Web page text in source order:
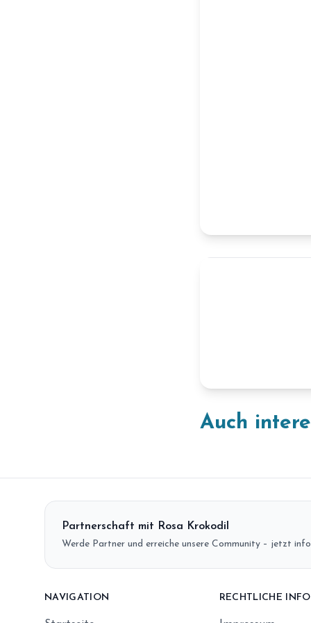
Auch
Partnerschaft mit Rosa Krokodil
Werde Partner und erreiche unsere Community – jetzt
NAVIGATION RECHTLICHE